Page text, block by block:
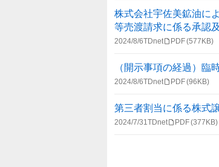
株式会社宇佐美鉱油に
等売渡請求に係る承認
2024/8/6TDnet PDF(577KB)
（開示事項の経過）臨
2024/8/6TDnet PDF(96KB)
第三者割当に係る株式
2024/7/31 TDnet PDF(377KB)